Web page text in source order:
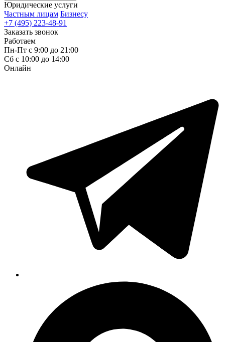
Юридические услуги
Частным лицам Бизнесу
+7 (495) 223-48-91
Заказать звонок
Работаем
Пн-Пт с 9:00 до 21:00
Сб с 10:00 до 14:00
Онлайн